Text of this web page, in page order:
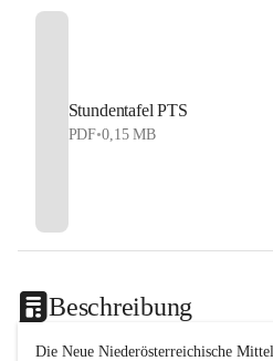
Stundentafel PTS
PDF•0,15 MB
Beschreibung
Die Neue Niederösterreichische